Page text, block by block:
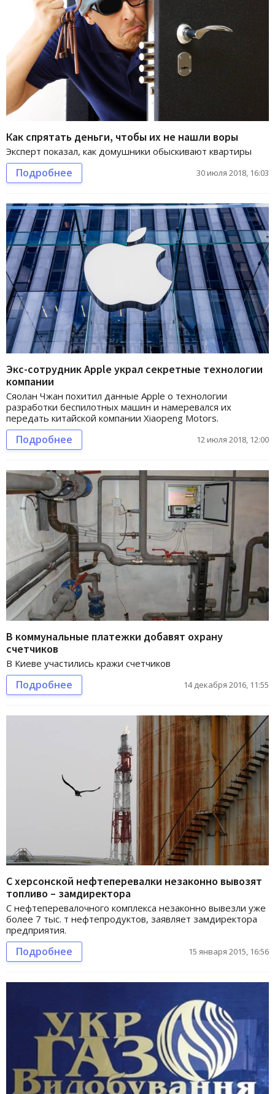
Как спрятать деньги, чтобы их не нашли воры
Эксперт показал, как домушники обыскивают квартиры
Подробнее 30 июля 2018, 16:03
Экс-сотрудник Apple украл секретные технологии
компании
Сяолан Чжан похитил данные Apple о технологии
разработки беспилотных машин и намеревался их
передать китайской компании Xiaopeng Motors.
Подробнее 12 июля 2018, 12:00
В коммунальные платежки добавят охрану
счетчиков
В Киеве участились кражи счетчиков
Подробнее 14 декабря 2016, 11:55
С херсонской нефтеперевалки незаконно вывозят
топливо – замдиректора
С нефтеперевалочного комплекса незаконно вывезли уже
более 7 тыс. т нефтепродуктов, заявляет замдиректора
предприятия.
Подробнее 15 января 2015, 16:56